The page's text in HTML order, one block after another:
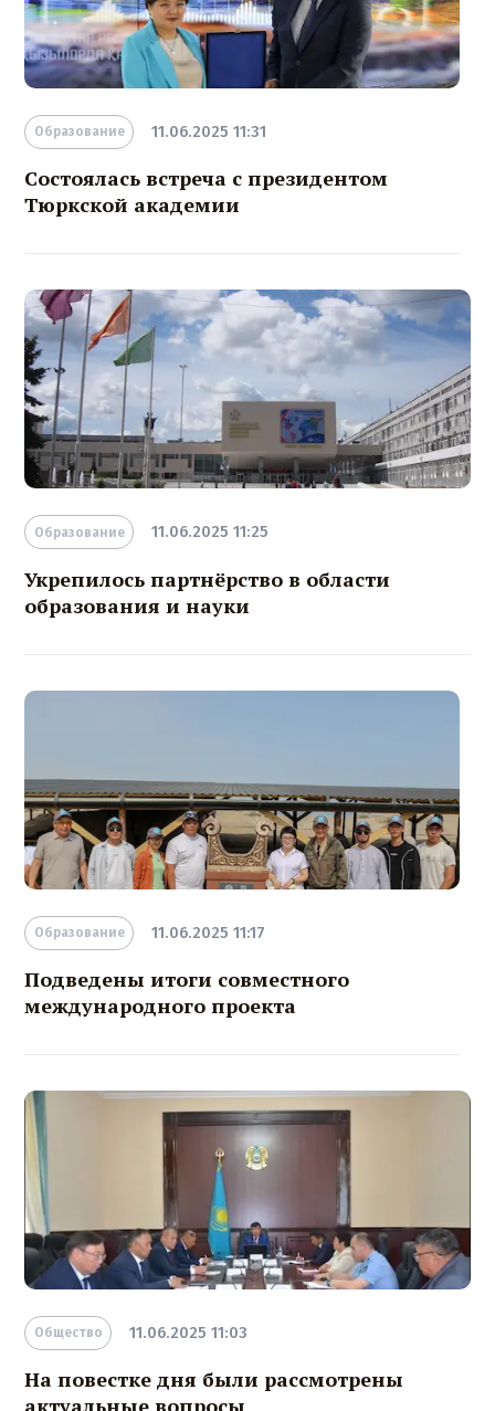
Образование 11.06.2025 11:31
Состоялась встреча с президентом
Тюркской академии
Образование 11.06.2025 11:25
Укрепилось партнёрство в области
образования и науки
Образование 11.06.2025 11:17
Подведены итоги совместного
международного проекта
Общество 11.06.2025 11:03
На повестке дня были рассмотрены